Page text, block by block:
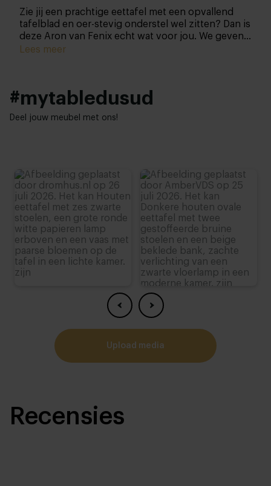
Zie jij een prachtige eettafel met een opvallend
tafelblad en oer-stevig onderstel wel zitten? Dan is
deze Aron van Fenix echt wat voor jou. We geven
je ook hier de mogelijkheid om je aanwinst van top
Lees meer
#mytabledusud
Deel jouw meubel met ons!
upload media
Recensies